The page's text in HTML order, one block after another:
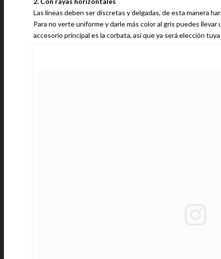
Las líneas deben ser discretas y delgadas, de esta manera
Para no verte uniforme y darle más color al gris puedes
accesorio principal es la corbata, así que ya será elección